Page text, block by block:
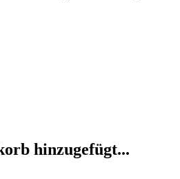
hinzugefügt...